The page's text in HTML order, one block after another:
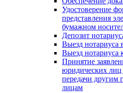
Удостоверение
представления
бумажном
Депозит
Выезд нотариуса
Выезд нотариуса
Принятие
юридических лиц
передачи другим
лицам